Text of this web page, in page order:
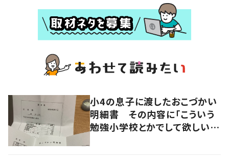
小4の息子に渡したおこづかい
明細書 その内容に「こういう
勉強小学校とかでして欲しい」